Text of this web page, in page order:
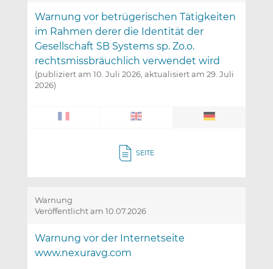
Warnung vor betrügerischen Tätigkeiten
im Rahmen derer die Identität der
Gesellschaft SB Systems sp. Zo.o.
rechtsmissbräuchlich verwendet wird
(publiziert am 10. Juli 2026, aktualisiert am 29. Juli
2026)
SEITE
Warnung
Veröffentlicht am 10.07.2026
Warnung vor der Internetseite
www.nexuravg.com